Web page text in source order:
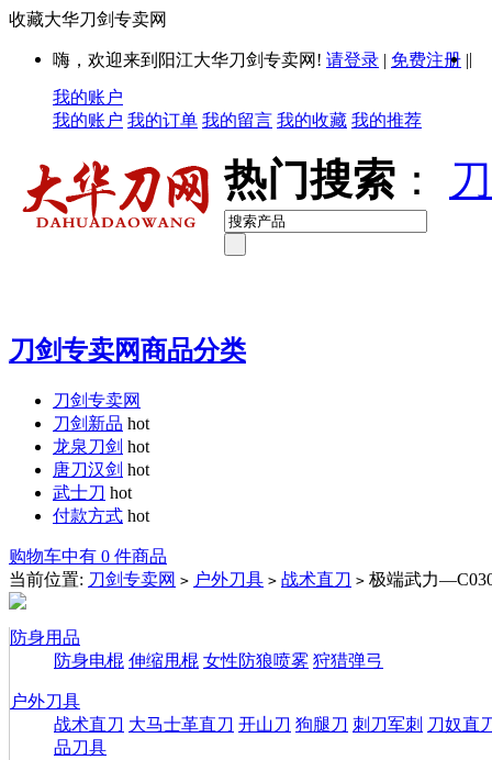
收藏大华刀剑专卖网
嗨，欢迎来到阳江大华刀剑专卖网! 请登录 | 免费注册 ||
我的账户
我的账户 我的订单 我的留言 我的收藏 我的推荐
热门搜索 ：
刀剑专卖网商品分类
刀剑专卖网
刀剑新品 hot
龙泉刀剑 hot
唐刀汉剑 hot
武士刀 hot
付款方式 hot
购物车中有 0 件商品
当前位置: 刀剑专卖网 > 户外刀具 > 战术直刀 > 极端武力
防身用品
防身电棍 伸缩甩棍 女性防狼喷雾 狩猎弹弓
户外刀具
战术直刀 大马士革直刀 开山刀 狗腿刀 刺刀军刺 刀奴直
品刀具